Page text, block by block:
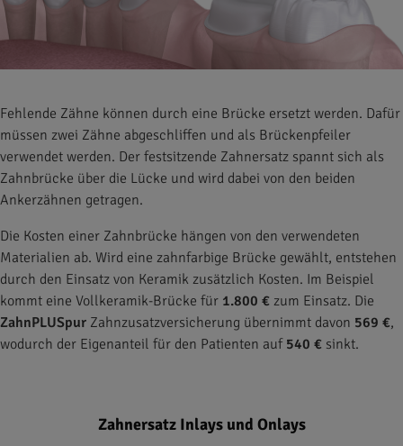
Fehlende Zähne können durch eine Brücke ersetzt werden. Dafür
müssen zwei Zähne abgeschliffen und als Brückenpfeiler
verwendet werden. Der festsitzende Zahnersatz spannt sich als
Zahnbrücke über die Lücke und wird dabei von den beiden
Ankerzähnen getragen.
Die Kosten einer Zahnbrücke hängen von den verwendeten
Materialien ab. Wird eine zahnfarbige Brücke gewählt, entstehen
durch den Einsatz von Keramik zusätzlich Kosten. Im Beispiel
kommt eine Vollkeramik-Brücke für 1.800 € zum Einsatz. Die
ZahnPLUSpur Zahnzusatzversicherung übernimmt davon 569 €,
wodurch der Eigenanteil für den Patienten auf 540 € sinkt.
Zahnersatz Inlays und Onlays